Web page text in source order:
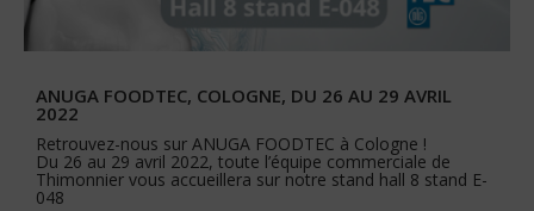
ANUGA FOODTEC, COLOGNE, DU 26 AU 29 AVRIL
2022
Retrouvez-nous sur ANUGA FOODTEC à Cologne !
Du 26 au 29 avril 2022, toute l’équipe commerciale de
Thimonnier vous accueillera sur notre stand hall 8 stand E-
048